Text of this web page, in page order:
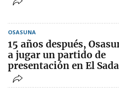
OSASUNA
15 años después,
a jugar un partido de
presentación en El